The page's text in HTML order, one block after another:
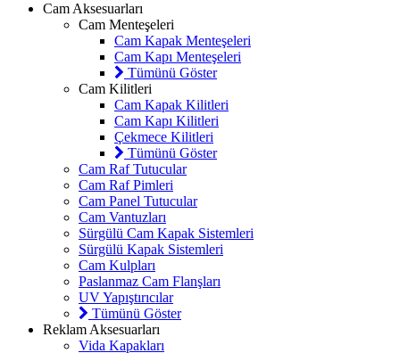
Cam Aksesuarları
Cam Menteşeleri
Cam Kapak Menteşeleri
Cam Kapı Menteşeleri
Tümünü Göster
Cam Kilitleri
Cam Kapak Kilitleri
Cam Kapı Kilitleri
Çekmece Kilitleri
Tümünü Göster
Cam Raf Tutucular
Cam Raf Pimleri
Cam Panel Tutucular
Cam Vantuzları
Sürgülü Cam Kapak Sistemleri
Sürgülü Kapak Sistemleri
Cam Kulpları
Paslanmaz Cam Flanşları
UV Yapıştırıcılar
Tümünü Göster
Reklam Aksesuarları
Vida Kapakları